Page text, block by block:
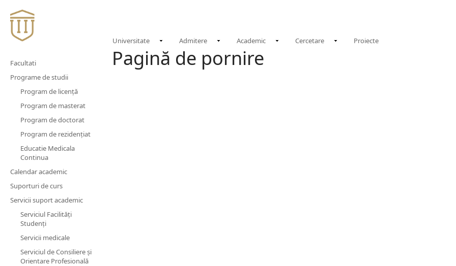
Universitate Admitere Academic Cercetare Proiecte
Pagină de pornire
Facultati
Programe de studii
Program de licență
Program de masterat
Program de doctorat
Program de rezidențiat
Educatie Medicala
Continua
Calendar academic
Suporturi de curs
Servicii suport academic
Serviciul Facilităţi
Studenţi
Servicii medicale
Serviciul de Consiliere și
Orientare Profesională